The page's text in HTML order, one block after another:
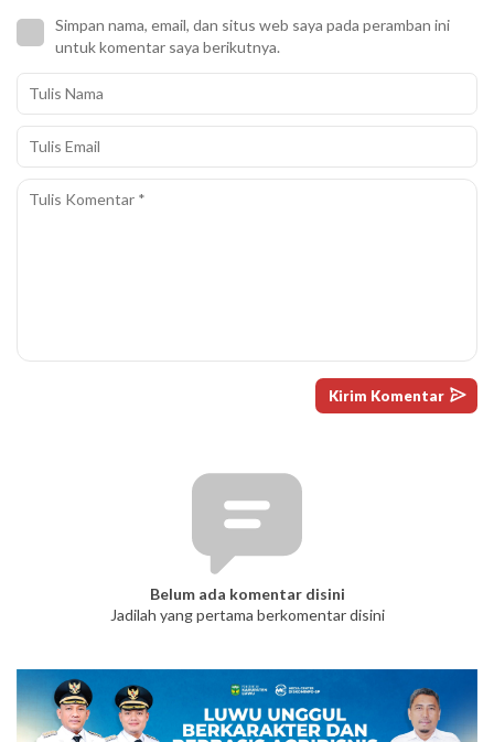
Simpan nama, email, dan situs web saya pada peramban ini
untuk komentar saya berikutnya.
Belum ada komentar disini
Jadilah yang pertama berkomentar disini